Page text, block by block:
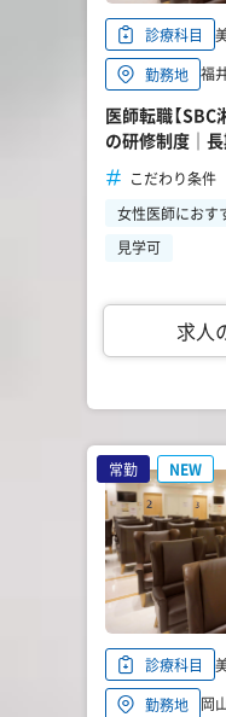
診療科目
勤務地 福
医師転職【
の研修制度｜
こだわり条件
女性医師におす
見学可
求人
常勤
NEW
診療科目
勤務地
岡